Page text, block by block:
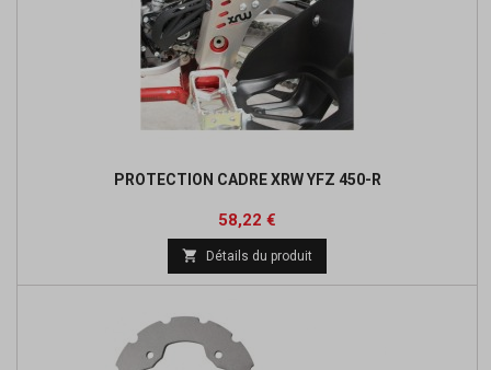
PROTECTION CADRE XRW YFZ 450-R
Prix
58,22 €
base
 Détails du produit